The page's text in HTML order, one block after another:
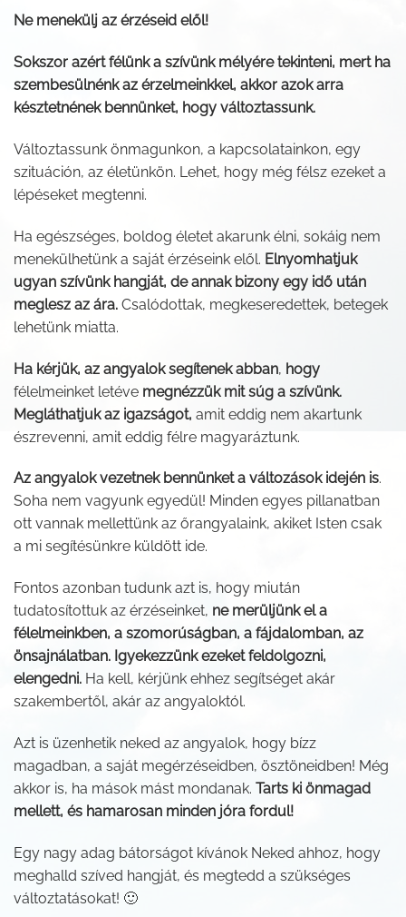
Ne menekülj az érzéseid elől!
Sokszor azért félünk a szívünk mélyére tekinteni, mert ha
szembesülnénk az érzelmeinkkel, akkor azok arra
késztetnének bennünket, hogy változtassunk.
Változtassunk önmagunkon, a kapcsolatainkon, egy
szituáción, az életünkön. Lehet, hogy még félsz ezeket a
lépéseket megtenni.
Ha egészséges, boldog életet akarunk élni, sokáig nem
menekülhetünk a saját érzéseink elől. Elnyomhatjuk
ugyan szívünk hangját, de annak bizony egy idő után
meglesz az ára. Csalódottak, megkeseredettek, betegek
lehetünk miatta.
Ha kérjük, az angyalok segítenek abban, hogy
félelmeinket letéve megnézzük mit súg a szívünk.
Megláthatjuk az igazságot, amit eddig nem akartunk
észrevenni, amit eddig félre magyaráztunk.
Az angyalok vezetnek bennünket a változások idején is.
Soha nem vagyunk egyedül! Minden egyes pillanatban
ott vannak mellettünk az őrangyalaink, akiket Isten csak
a mi segítésünkre küldött ide.
Fontos azonban tudunk azt is, hogy miután
tudatosítottuk az érzéseinket, ne merüljünk el a
félelmeinkben, a szomorúságban, a fájdalomban, az
önsajnálatban. Igyekezzünk ezeket feldolgozni,
elengedni. Ha kell, kérjünk ehhez segítséget akár
szakembertől, akár az angyaloktól.
Azt is üzenhetik neked az angyalok, hogy bízz
magadban, a saját megérzéseidben, ösztöneidben! Még
akkor is, ha mások mást mondanak. Tarts ki önmagad
mellett, és hamarosan minden jóra fordul!
Egy nagy adag bátorságot kívánok Neked ahhoz, hogy
meghalld szíved hangját, és megtedd a szükséges
változtatásokat! 🙂